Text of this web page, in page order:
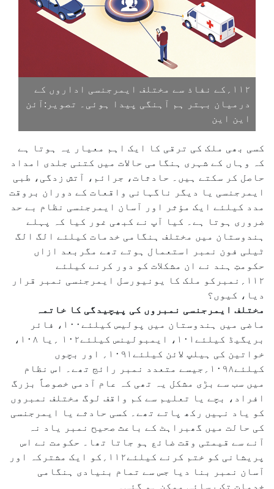
۱۱۲؍کے نفاذ سے مختلف ایمرجنسی اداروں کے
درمیان بہتر ہم آہنگی پیدا ہوئی۔ تصویر:آئن
این این
کسی بھی ملک کی ترقی کا ایک اہم معیار یہ ہوتا ہے
کہ وہاں کے شہری ہنگامی حالات میں کتنی جلدی امداد
حاصل کر سکتے ہیں۔ حادثات، جرائم، آتش زدگی، طبی
ایمرجنسی یا دیگر ناگہانی واقعات کے دوران بروقت
مدد کیلئے ایک مؤثر اور آسان ایمرجنسی نظام بے حد
ضروری ہوتا ہے۔ کیا آپ نے کبھی غور کیا کہ پہلے
ہندوستان میں مختلف ہنگامی خدمات کیلئے الگ الگ
ٹیلی فون نمبر استعمال ہوتے تھے مگربعد ازاں
حکومتِ ہند نے ان مشکلات کو دور کرنے کیلئے
۱۱۲؍نمبرکو ملک کا یونیورسل ایمرجنسی نمبر قرار
دیا، کیوں؟
مختلف ایمرجنسی نمبروں کی پیچیدگی کا خاتمہ
ماضی میں ہندوستان میں پولیس کیلئے۱۰۰، فائر
بریگیڈ کیلئے۱۰۱، ایمبولینس کیلئے۱۰۲ ؍یا ۱۰۸،
خواتین کی ہیلپ لائن کیلئے۱۰۹۱؍ اور بچوں
کیلئے۱۰۹۸؍جیسے متعدد نمبر رائج تھے۔ اس نظام
میں سب سے بڑی مشکل یہ تھی کہ عام آدمی خصوصاً بزرگ
افراد، بچے یا تعلیم سے کم واقف لوگ مختلف نمبروں
کو یاد نہیں رکھ پاتے تھے۔ کسی حادثے یا ایمرجنسی
کی حالت میں گھبراہٹ کے باعث صحیح نمبر یاد نہ
آنے سے قیمتی وقت ضائع ہو جاتا تھا۔ حکومت نے اس
پریشانی کو ختم کرنے کیلئے۱۱۲؍کو ایک مشترکہ اور
آسان نمبر بنا دیا جس سے تمام بنیادی ہنگامی
خدمات تک رسائی ممکن ہو گئی۔